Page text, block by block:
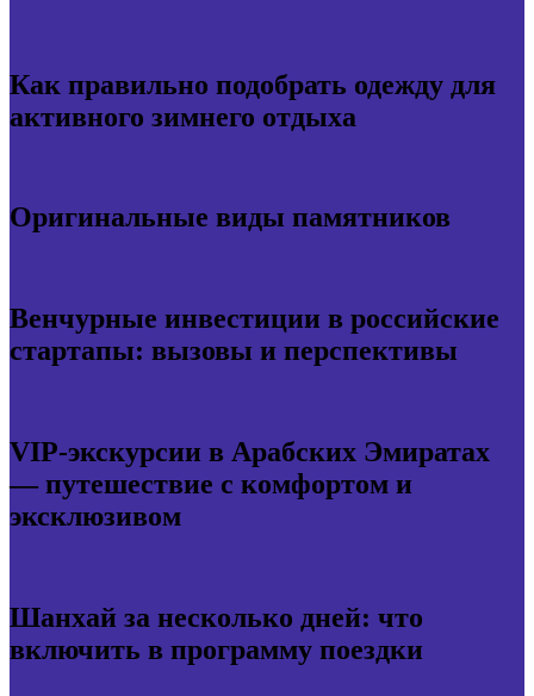
Как правильно подобрать одежду для
активного зимнего отдыха
Оригинальные виды памятников
Венчурные инвестиции в российские
стартапы: вызовы и перспективы
VIP-экскурсии в Арабских Эмиратах
— путешествие с комфортом и
эксклюзивом
Шанхай за несколько дней: что
включить в программу поездки